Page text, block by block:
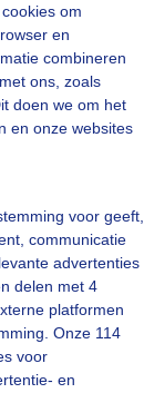
om
en
combineren
ons, zoals
doen we om het
en onze websites
voor geeft,
communicatie
advertenties
delen met 4
platformen
Onze 114
voor
en
87x bekeken